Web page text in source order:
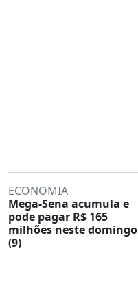
ECONOMIA
Mega-Sena acumula e
pode pagar R$ 165
milhões neste domingo
(9)